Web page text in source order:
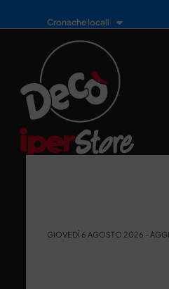
Cronache locali
GIOVEDÌ 6 AGOSTO 2026 -